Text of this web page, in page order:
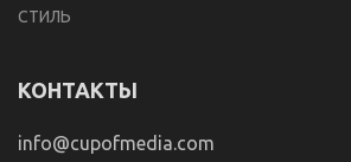
СТИЛЬ
КОНТАКТЫ
info@cupofmedia.com